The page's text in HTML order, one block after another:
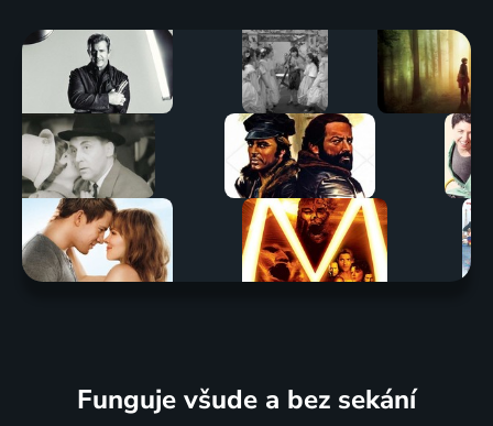
Funguje všude a bez sekání